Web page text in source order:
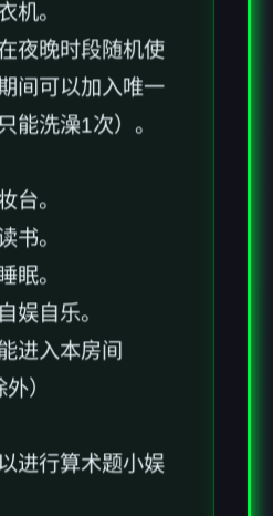
机。
夜晚时段随机使
间可以加入唯一
能洗澡1次）。
台。
书。
眠。
娱自乐。
进入本房间
）
进行算术题小娱